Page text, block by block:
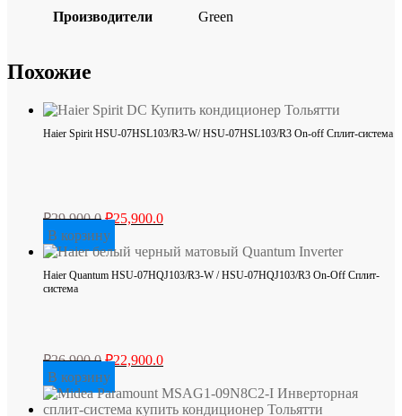
Производители Green
Похожие
Haier Spirit HSU-07HSL103/R3-W/ HSU-07HSL103/R3 On-off Сплит-система
₽29,900.0 Первоначальная
цена
составляла
₽25,900.0Текущая
₽25,900.0.
В корзину
Haier Quantum HSU-07HQJ103/R3-W / HSU-07HQJ103/R3 On-Off Cплит-
система
₽26,900.0 Первоначальная
цена
составляла
₽26,900.0.
₽22,900.0Текущая
₽22,900.0.
В корзину